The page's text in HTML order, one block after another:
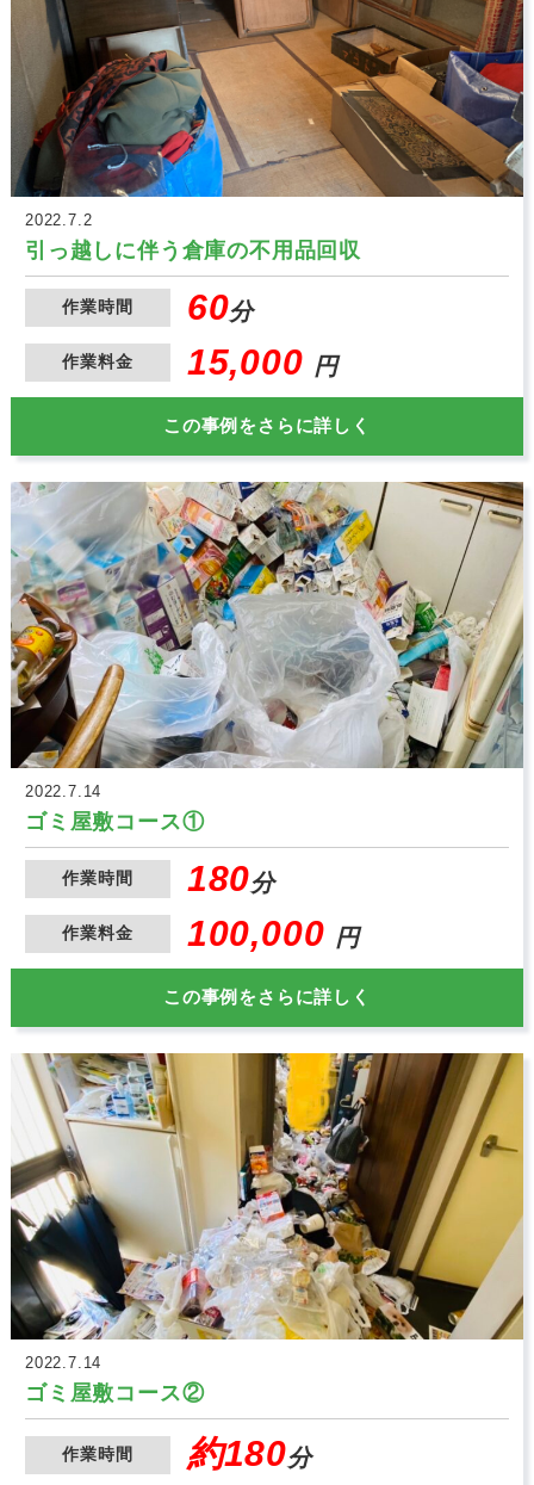
2022.7.2
引っ越しに伴う倉庫の不用品回収
作業時間 60分
作業料金 15,000 円
この事例をさらに詳しく
2022.7.14
ゴミ屋敷コース①
作業時間 180分
作業料金 100,000 円
この事例をさらに詳しく
2022.7.14
ゴミ屋敷コース②
作業時間 約180分